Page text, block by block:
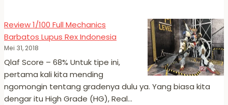
Review 1/100 Full Mechanics
Barbatos Lupus Rex Indonesia
Mei 31, 2018
Qlaf Score – 68% Untuk tipe ini,
pertama kali kita mending
ngomongin tentang gradenya dulu ya. Yang biasa kita
dengar itu High Grade (HG), Real…